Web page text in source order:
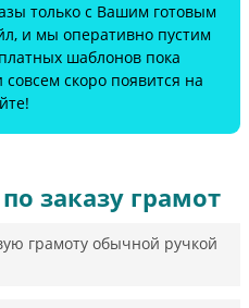
только с Вашим готовым
и мы оперативно пустим
шаблонов пока
совсем скоро появится на
заказу грамот
грамоту обычной ручкой